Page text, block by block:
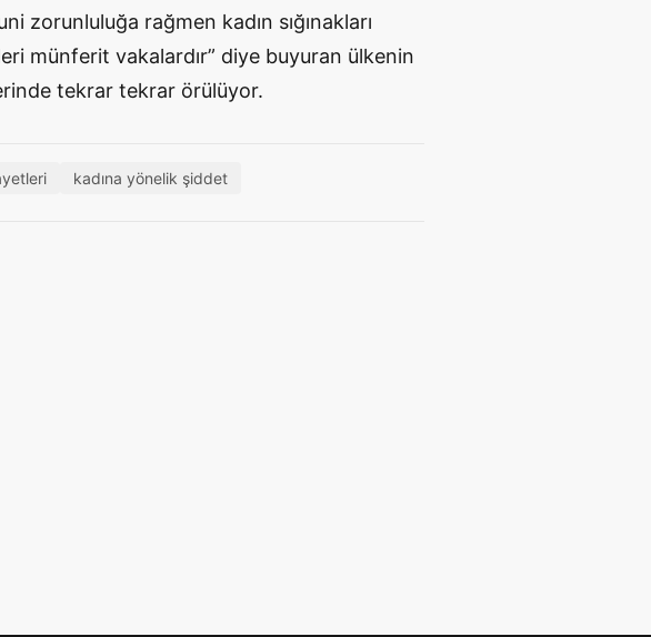
zorunluluğa rağmen kadın sığınakları
münferit vakalardır” diye buyuran ülkenin
tekrar tekrar örülüyor.
kadına yönelik şiddet